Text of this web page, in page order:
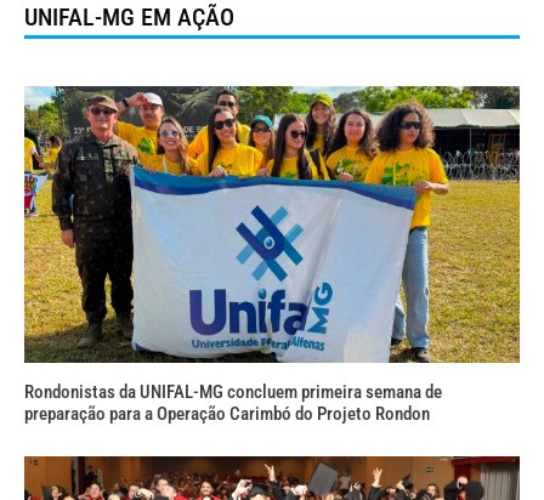
UNIFAL-MG EM AÇÃO
Rondonistas da UNIFAL-MG concluem primeira semana de
preparação para a Operação Carimbó do Projeto Rondon